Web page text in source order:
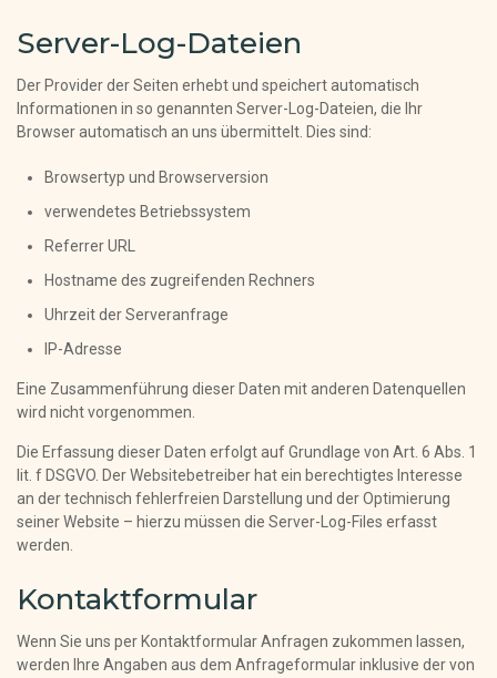
Server-Log-Dateien
Der Provider der Seiten erhebt und speichert automatisch
Informationen in so genannten Server-Log-Dateien, die Ihr
Browser automatisch an uns übermittelt. Dies sind:
Browsertyp und Browserversion
verwendetes Betriebssystem
Referrer URL
Hostname des zugreifenden Rechners
Uhrzeit der Serveranfrage
IP-Adresse
Eine Zusammenführung dieser Daten mit anderen Datenquellen
wird nicht vorgenommen.
Die Erfassung dieser Daten erfolgt auf Grundlage von Art. 6 Abs. 1
lit. f DSGVO. Der Websitebetreiber hat ein berechtigtes Interesse
an der technisch fehlerfreien Darstellung und der Optimierung
seiner Website – hierzu müssen die Server-Log-Files erfasst
werden.
Kontaktformular
Wenn Sie uns per Kontaktformular Anfragen zukommen lassen,
werden Ihre Angaben aus dem Anfrageformular inklusive der von